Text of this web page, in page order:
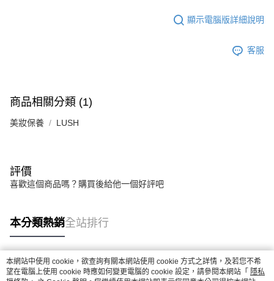
顯示電腦版詳細說明
客服
商品相關分類 (1)
美妝保養 LUSH
評價
喜歡這個商品嗎？購買後給他一個好評吧
本分類熱銷全站排行
熱門標籤
本網站中使用 cookie，欲查詢有關本網站使用 cookie 方式之詳情，及若您不希
望在電腦上使用 cookie 時應如何變更電腦的 cookie 設定，請參閱本網站「 隱私